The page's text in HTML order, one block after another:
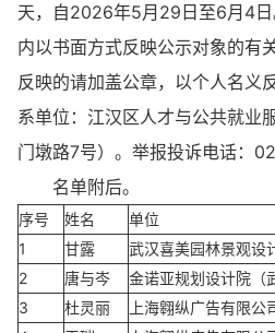
天，自2026年5月29日至6月4
内以书面方式反映公示对象的有
反映的请加盖公章，以个人名义
系单位：江汉区人才与公共就业
门墩路7号）。举报投诉电话：
名单附后。
序号 姓名 单位
1
甘露 武汉喜美园林景观设
2
唐与岑 金诺亚规划设计院（
3
杜灵丽 上海翱纵广告有限公